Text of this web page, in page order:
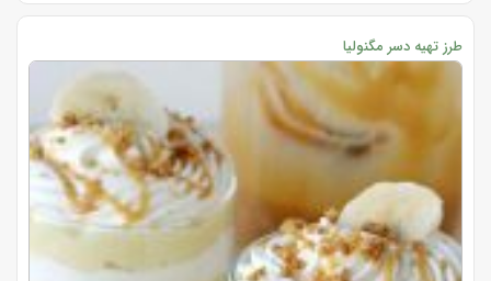
طرز تهیه دسر مگنولیا